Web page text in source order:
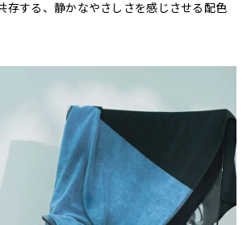
存する、静かなやさしさを感じさせる配色